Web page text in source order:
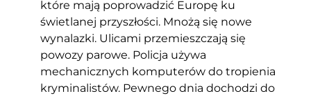
które mają poprowadzić Europę ku
świetlanej przyszłości. Mnożą się nowe
wynalazki. Ulicami przemieszczają się
powozy parowe. Policja używa
mechanicznych komputerów do tropienia
kryminalistów. Pewnego dnia dochodzi do